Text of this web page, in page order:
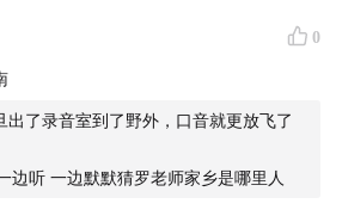
：High Line
0
出了录音室到了野外，口音就更放飞了
边听 一边默默猜罗老师家乡是哪里人